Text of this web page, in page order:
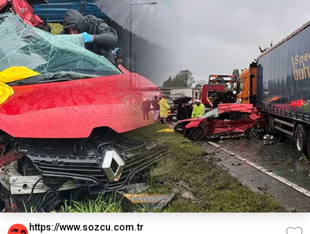
https://www.sozcu.com.tr